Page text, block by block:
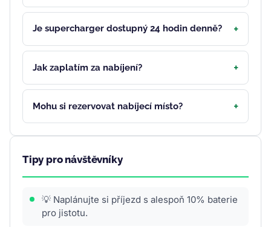
Je supercharger dostupný 24 hodin denně?
Jak zaplatím za nabíjení?
Mohu si rezervovat nabíjecí místo?
Tipy pro návštěvníky
💡 Naplánujte si příjezd s alespoň 10% baterie
pro jistotu.